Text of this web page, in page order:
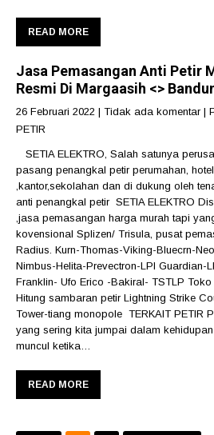
READ MORE
Jasa Pemasangan Anti Petir
Resmi Di Margaasih <>
26 Februari 2022 | Tidak ada komentar |
PETIR
SETIA ELEKTRO, Salah satunya
pasang penangkal petir perumahan,
,kantor,sekolahan dan di dukung oleh
anti penangkal petir SETIA ELEKTRO
,jasa pemasangan harga murah tapi
kovensional Splizen/ Trisula, pusat
Radius. Kurn-Thomas-Viking-Bluecrn-
Nimbus-Helita-Prevectron-LPI Guardian-
Franklin- Ufo Erico -Bakiral- TSTLP
Hitung sambaran petir Lightning Strike
Tower-tiang monopole TERKAIT PETIR
yang sering kita jumpai dalam
muncul ketika…
READ MORE